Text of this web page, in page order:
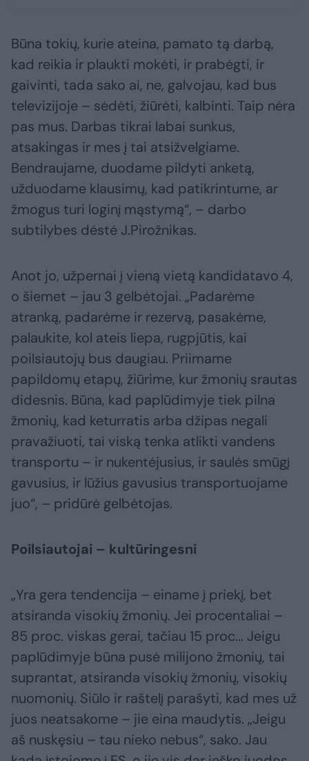
Būna tokių, kurie ateina, pamato tą darbą,
kad reikia ir plaukti mokėti, ir prabėgti, ir
gaivinti, tada sako ai, ne, galvojau, kad bus
televizijoje – sėdėti, žiūrėti, kalbinti. Taip nėra
pas mus. Darbas tikrai labai sunkus,
atsakingas ir mes į tai atsižvelgiame.
Bendraujame, duodame pildyti anketą,
užduodame klausimų, kad patikrintume, ar
žmogus turi loginį mąstymą“, – darbo
subtilybes dėstė J.Pirožnikas.
Anot jo, užpernai į vieną vietą kandidatavo 4,
o šiemet – jau 3 gelbėtojai. „Padarėme
atranką, padarėme ir rezervą, pasakėme,
palaukite, kol ateis liepa, rugpjūtis, kai
poilsiautojų bus daugiau. Priimame
papildomų etapų, žiūrime, kur žmonių srautas
didesnis. Būna, kad paplūdimyje tiek pilna
žmonių, kad keturratis arba džipas negali
pravažiuoti, tai viską tenka atlikti vandens
transportu – ir nukentėjusius, ir saulės smūgį
gavusius, ir lūžius gavusius transportuojame
juo“, – pridūrė gelbėtojas.
Poilsiautojai – kultūringesni
„Yra gera tendencija – einame į priekį, bet
atsiranda visokių žmonių. Jei procentaliai –
85 proc. viskas gerai, tačiau 15 proc... Jeigu
paplūdimyje būna pusė milijono žmonių, tai
suprantat, atsiranda visokių žmonių, visokių
nuomonių. Siūlo ir raštelį parašyti, kad mes už
juos neatsakome – jie eina maudytis. „Jeigu
aš nuskęsiu – tau nieko nebus“, sako. Jau